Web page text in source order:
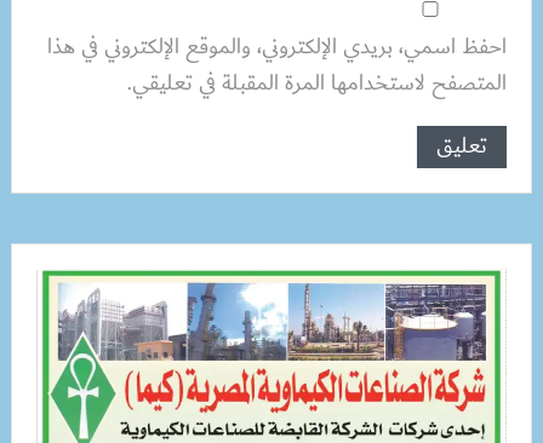
احفظ اسمي، بريدي الإلكتروني، والموقع الإلكتروني في هذا
المتصفح لاستخدامها المرة المقبلة في تعليقي.